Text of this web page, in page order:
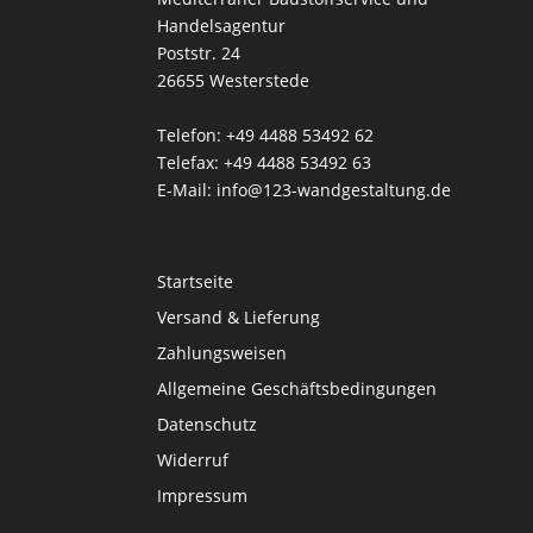
Handelsagentur
Poststr. 24
26655 Westerstede
Telefon: +49 4488 53492 62
Telefax: +49 4488 53492 63
E-Mail: info@123-wandgestaltung.de
Startseite
Versand & Lieferung
Zahlungsweisen
Allgemeine Geschäftsbedingungen
Datenschutz
Widerruf
Impressum